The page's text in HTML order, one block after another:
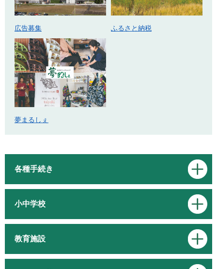
広告募集 ふるさと納税
夢まるしぇ
各種手続き
小中学校
教育施設